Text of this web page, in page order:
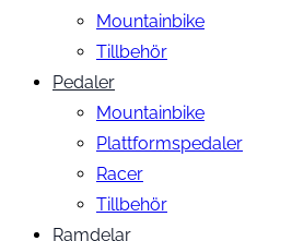
Mountainbike
Tillbehör
Pedaler
Mountainbike
Plattformspedaler
Racer
Tillbehör
Ramdelar